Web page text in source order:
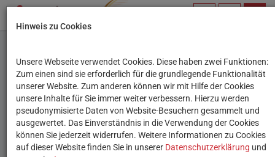
Problematische Inhalte
im Netz
Gefährliche Challenges, gewaltvolle
Videos und Co.: Informationen und
Hinweis zu Cookies
Unsere Webseite verwendet Cookies. Diese haben zwei Funktionen:
Zum einen sind sie erforderlich für die grundlegende Funktionalität
unserer Website. Zum anderen können wir mit Hilfe der Cookies
unsere Inhalte für Sie immer weiter verbessern. Hierzu werden
pseudonymisierte Daten von Website-Besuchern gesammelt und
ausgewertet. Das Einverständnis in die Verwendung der Cookies
können Sie jederzeit widerrufen. Weitere Informationen zu Cookies
auf dieser Website finden Sie in unserer Datenschutzerklärung und